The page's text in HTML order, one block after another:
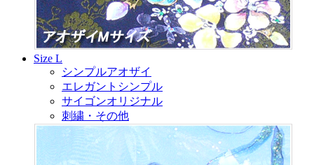
Size L
シンプルアオザイ
エレガントシンプル
サイゴンオリジナル
刺繍・その他